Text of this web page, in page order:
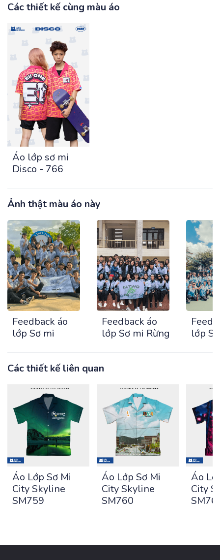
Các thiết kế cùng màu áo
Áo lớp sơ mi
Disco - 766
Ảnh thật màu áo này
Feedback áo
lớp Sơ mi
Feedback áo
lớp Sơ mi Rừng
lớp
Các thiết kế liên quan
Áo Lớp Sơ Mi
City Skyline
SM759
Áo Lớp Sơ Mi
City Skyline
SM760
Áo
City